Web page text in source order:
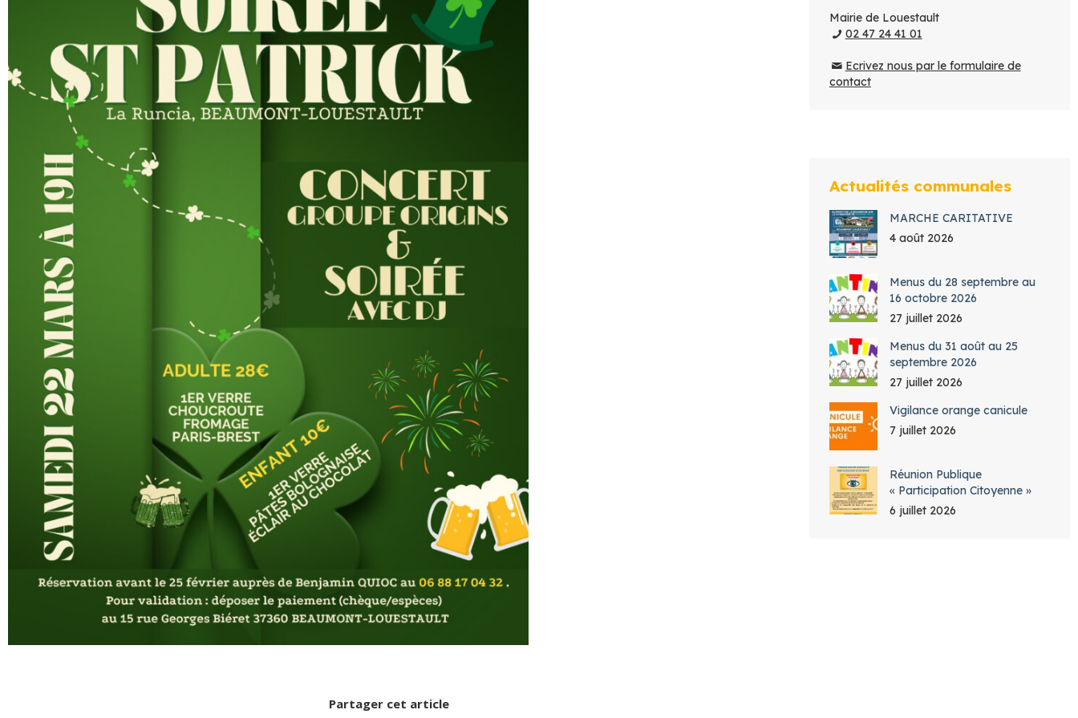
Partager cet article
Mairie de Louestault
02 47 24 41 01
Ecrivez nous par le formulaire de
contact
Actualités communales
MARCHE CARITATIVE
4 août 2026
Menus du 28 septembre au
16 octobre 2026
27 juillet 2026
Menus du 31 août au 25
septembre 2026
27 juillet 2026
Vigilance orange canicule
7 juillet 2026
Réunion Publique
« Participation Citoyenne »
6 juillet 2026